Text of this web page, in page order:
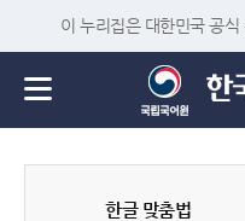
이 누리집은 대한민국 공식
한글 맞춤법